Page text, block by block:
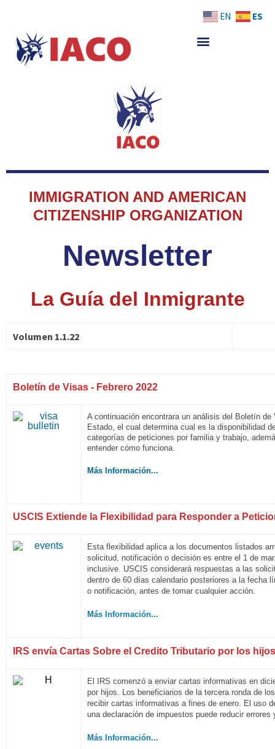
content
IMMIGRATION AND AMERICAN
CITIZENSHIP ORGANIZATION
Newsletter
La Guía del Inmigrante
Volumen 1.1.22
Boletín de Visas - Febrero 2022
A continuación encontrara un análisis del Boletín
Estado, el cual determina cual es la disponibilidad
categorías de peticiones por familia y trabajo,
entender cómo funciona.
Más Información...
USCIS Extiende la Flexibilidad para Responder a
Esta flexibilidad aplica a los documentos listados
solicitud, notificación o decisión es entre el 1 de
inclusive. USCIS considerará respuestas a las
dentro de 60 días calendario posteriores a la fecha
o notificación, antes de tomar cualquier acción.
Más Información...
IRS envía Cartas Sobre el Credito Tributario por los
El
IRS comenzó a enviar cartas informativas en
por hijos. Los beneficiarios de la tercera ronda de
recibir cartas informativas a fines de enero. El uso
una declaración de impuestos puede reducir
Más Información...
EN ES